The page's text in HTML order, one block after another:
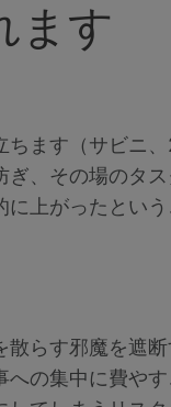
ます
ます（サビニ
、その場のタ
上がったとい
らす邪魔を遮
の集中に費や